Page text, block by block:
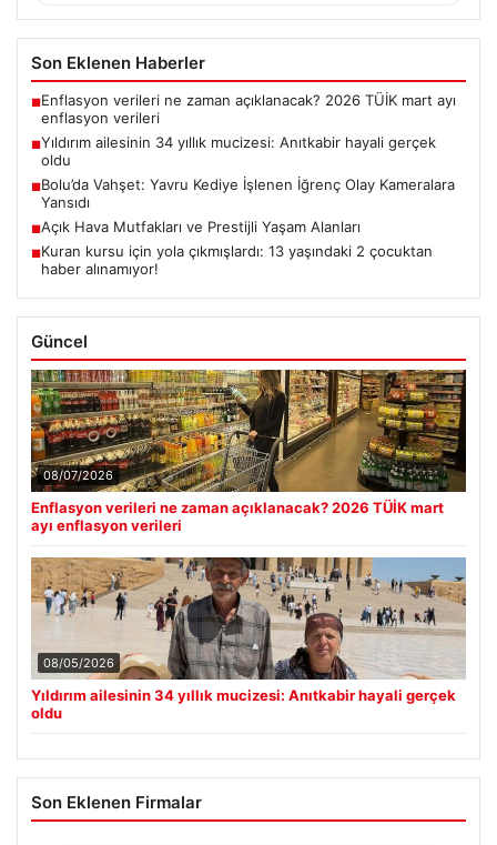
Son Eklenen Haberler
■Enflasyon verileri ne zaman açıklanacak? 2026 TÜİK mart ayı
enflasyon verileri
■Yıldırım ailesinin 34 yıllık mucizesi: Anıtkabir hayali gerçek
oldu
■Bolu’da Vahşet: Yavru Kediye İşlenen İğrenç Olay Kameralara
Yansıdı
■Açık Hava Mutfakları ve Prestijli Yaşam Alanları
■Kuran kursu için yola çıkmışlardı: 13 yaşındaki 2 çocuktan
haber alınamıyor!
Güncel
08/07/2026
Enflasyon verileri ne zaman açıklanacak? 2026 TÜİK mart
ayı enflasyon verileri
08/05/2026
Yıldırım ailesinin 34 yıllık mucizesi: Anıtkabir hayali gerçek
oldu
Son Eklenen Firmalar